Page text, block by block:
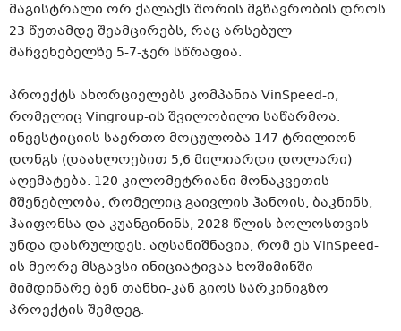
მაგისტრალი ორ ქალაქს შორის მგზავრობის დროს
23 წუთამდე შეამცირებს, რაც არსებულ
მაჩვენებელზე 5-7-ჯერ სწრაფია.
პროექტს ახორციელებს კომპანია VinSpeed-ი,
რომელიც Vingroup-ის შვილობილი საწარმოა.
ინვესტიციის საერთო მოცულობა 147 ტრილიონ
დონგს (დაახლოებით 5,6 მილიარდი დოლარი)
აღემატება. 120 კილომეტრიანი მონაკვეთის
მშენებლობა, რომელიც გაივლის ჰანოის, ბაკნინს,
ჰაიფონსა და კუანგინინს, 2028 წლის ბოლოსთვის
უნდა დასრულდეს. აღსანიშნავია, რომ ეს VinSpeed-
ის მეორე მსგავსი ინიციატივაა ხოშიმინში
მიმდინარე ბენ თანხი-კან გიოს სარკინიგზო
პროექტის შემდეგ.